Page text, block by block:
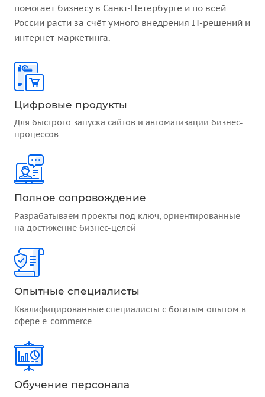
помогает бизнесу в Санкт-Петербурге и по всей
России расти за счёт умного внедрения IT-решений и
интернет-маркетинга.
Цифровые продукты
Для быстрого запуска сайтов и автоматизации бизнес-
процессов
Полное сопровождение
Разрабатываем проекты под ключ, ориентированные
на достижение бизнес-целей
Опытные специалисты
Квалифицированные специалисты с богатым опытом в
сфере e-commerce
Обучение персонала